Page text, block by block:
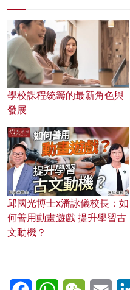
學校課程統籌的最新角色與
發展
邱國光博士x潘詠儀校長：如
何善用動畫遊戲 提升學習古
文動機？
FacebookWhatsAppWeChatEmail